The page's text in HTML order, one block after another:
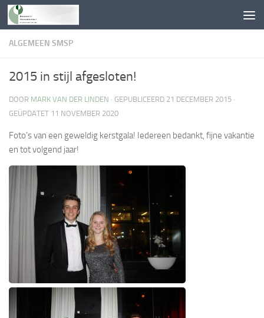
Doorgaan naar inhoud
ALGEMEEN SMSP
2015 in stijl afgesloten!
DOOR MARK VAN DER LINDEN · GEPUBLICEERD 21 DECEMBER 2015 ·
GEÜPDATET 11 NOVEMBER 2020
Foto’s van een geweldig kerstgala! Iedereen bedankt, fijne vakantie
en tot volgend jaar!